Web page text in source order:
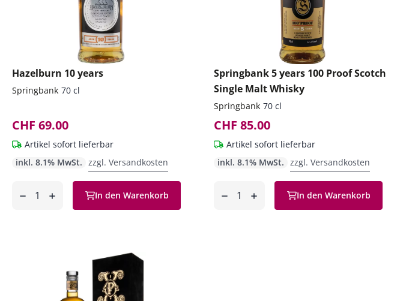
Hazelburn 10 years
Springbank 70 cl
CHF 69.00
Artikel sofort lieferbar
inkl. 8.1% MwSt. zzgl. Versandkosten
In den Warenkorb
Springbank 5 years 100 Proof Scotch
Single Malt Whisky
Springbank 70 cl
CHF 85.00
Artikel sofort lieferbar
inkl. 8.1% MwSt. zzgl. Versandkosten
In den Warenkorb